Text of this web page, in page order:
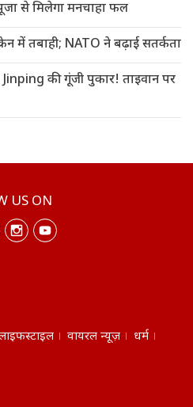
से मिलेगा मनचाहा फल
में तबाही; NATO ने बढ़ाई सतर्कता
की गूंजी पुकार! ताइवान पर
US ON
वायरल न्यूज़
धर्म